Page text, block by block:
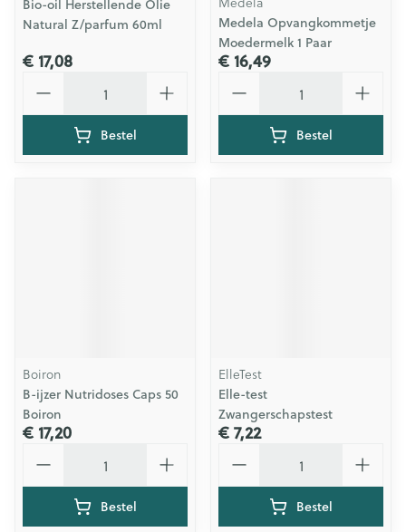
Bio-oil Herstellende Olie
Natural Z/parfum 60ml
€ 17,08
Bestel
Medela Opvangkommetje
Moedermelk 1 Paar
€ 16,49
Bestel
Boiron
B-ijzer Nutridoses Caps 50
Boiron
€ 17,20
Bestel
ElleTest
Elle-test
Zwangerschapstest
€ 7,22
Bestel